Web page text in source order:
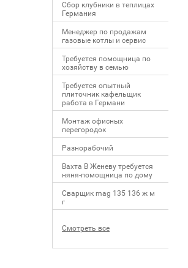
Сбор клубники в теплицах
Германия
Менеджер по продажам
газовые котлы и сервис
Требуется помощница по
хозяйству в семью
Требуется опытный
плиточник кафельщик
работa в Германи
Mонтаж офисных
перегородок
Разнорабочий
Вахта В Женеву требуется
няня-помощница по дому
Сварщик mag 135 136 ж м
г
Смотреть все